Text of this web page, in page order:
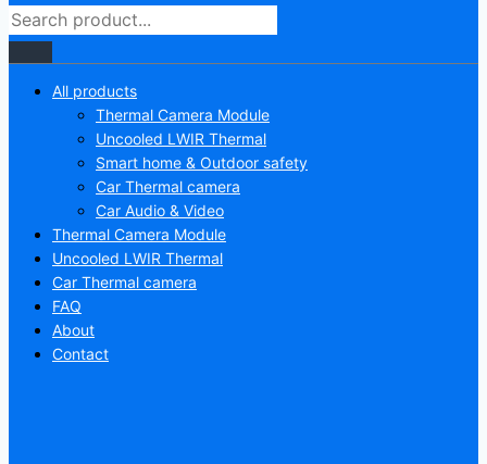
All products
Thermal Camera Module
Uncooled LWIR Thermal
Smart home & Outdoor safety
Car Thermal camera
Car Audio & Video
Thermal Camera Module
Uncooled LWIR Thermal
Car Thermal camera
FAQ
About
Contact